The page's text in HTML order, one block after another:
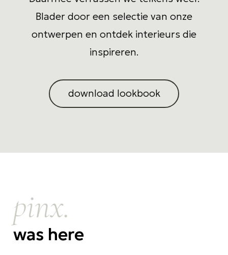
Blader door een selectie van onze
ontwerpen en ontdek interieurs die
inspireren.
download lookbook
pinx.
was here